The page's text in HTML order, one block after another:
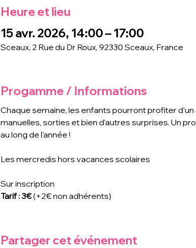
Heure et lieu
15 avr. 2026, 14:00 – 17:00
Sceaux, 2 Rue du Dr Roux, 92330 Sceaux, France
Progamme / Informations
Chaque semaine, les enfants pourront profiter
manuelles, sorties et bien d’autres surprises. Un
au long de l’année !
Les mercredis hors vacances scolaires
Sur inscription
Tarif : 3€ (+2€ non adhérents)
Partager cet événement